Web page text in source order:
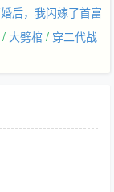
后，我闪嫁了首富
/ 大劈棺 / 穿二代战